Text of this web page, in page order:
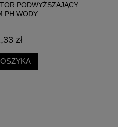
PODWYŻSZAJĄCY
PH WODY
zł